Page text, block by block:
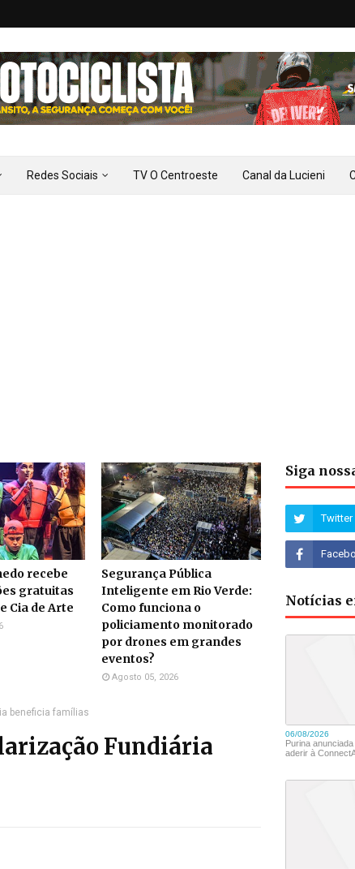
Redes Sociais TV O Centroeste Canal da Lucieni
recebe
gratuitas
Cia de Arte
Segurança Pública
Inteligente em Rio Verde:
Como funciona o
policiamento monitorado
por drones em grandes
eventos?
Agosto 05, 2026
beneficia famílias
Fundiária
Siga
Notícias